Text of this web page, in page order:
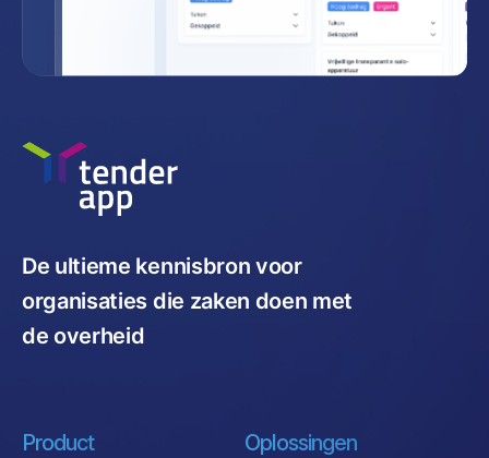
De ultieme kennisbron voor
organisaties die zaken doen met
de overheid
Product Oplossingen